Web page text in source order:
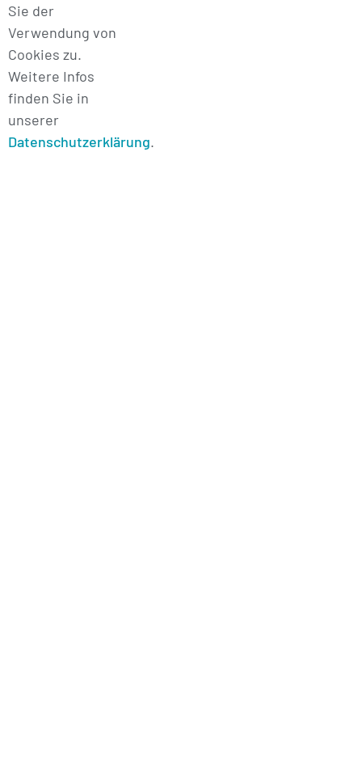
Sie der
Verwendung von
Cookies zu.
Weitere Infos
finden Sie in
unserer
Datenschutzerklärung.